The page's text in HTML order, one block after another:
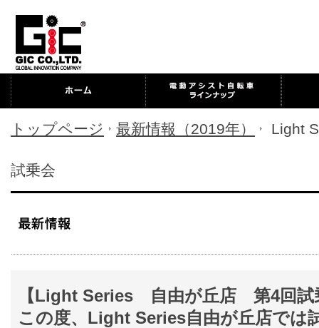
トップページ 最新情報（2019年） Light
試乗会
【Light Series 自由が丘店 第4回
この度、Light Series自由が丘店では